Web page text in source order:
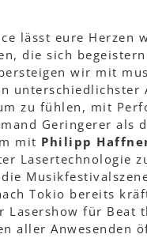
lässt eure Herzen
die sich
wir mit
unterschiedlichster
zu fühlen, mit
Geringerer als
mit Philipp
Lasertechnologie
Tokio bereits
Lasershow für Beat
aller Anwesenden